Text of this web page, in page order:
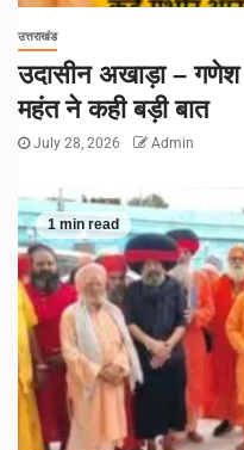
उत्तराखंड
उदासीन अखाड़ा – गणेश
महंत ने कही बड़ी बात
July 28, 2026 Admin
1 min read